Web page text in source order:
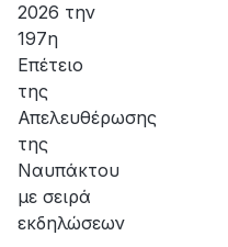
2026 την
197η
Επέτειο
της
Απελευθέρωσης
της
Ναυπάκτου
με σειρά
εκδηλώσεων